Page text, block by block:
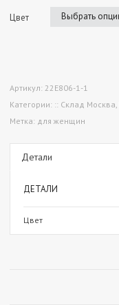
Цвет
Артикул: 22E806-1-1
Категории: :: Склад Москва,
Метка: для женщин
Детали
ДЕТАЛИ
Цвет